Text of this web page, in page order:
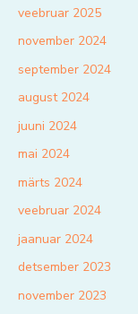
veebruar 2025
november 2024
september 2024
august 2024
juuni 2024
mai 2024
märts 2024
veebruar 2024
jaanuar 2024
detsember 2023
november 2023